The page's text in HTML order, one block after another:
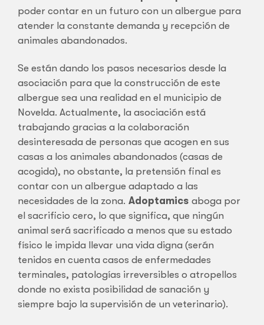
poder contar en un futuro con un albergue para
atender la constante demanda y recepción de
animales abandonados.
Se están dando los pasos necesarios desde la
asociación para que la construcción de este
albergue sea una realidad en el municipio de
Novelda. Actualmente, la asociación está
trabajando gracias a la colaboración
desinteresada de personas que acogen en sus
casas a los animales abandonados (casas de
acogida), no obstante, la pretensión final es
contar con un albergue adaptado a las
necesidades de la zona. Adoptamics aboga por
el sacrificio cero, lo que significa, que ningún
animal será sacrificado a menos que su estado
físico le impida llevar una vida digna (serán
tenidos en cuenta casos de enfermedades
terminales, patologías irreversibles o atropellos
donde no exista posibilidad de sanación y
siempre bajo la supervisión de un veterinario).